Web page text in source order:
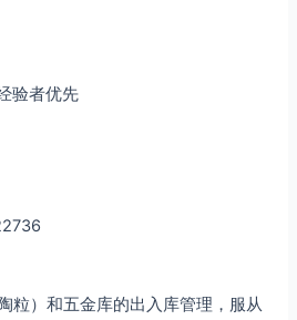
验者优先
粒）和五金库的出入库管理，服从